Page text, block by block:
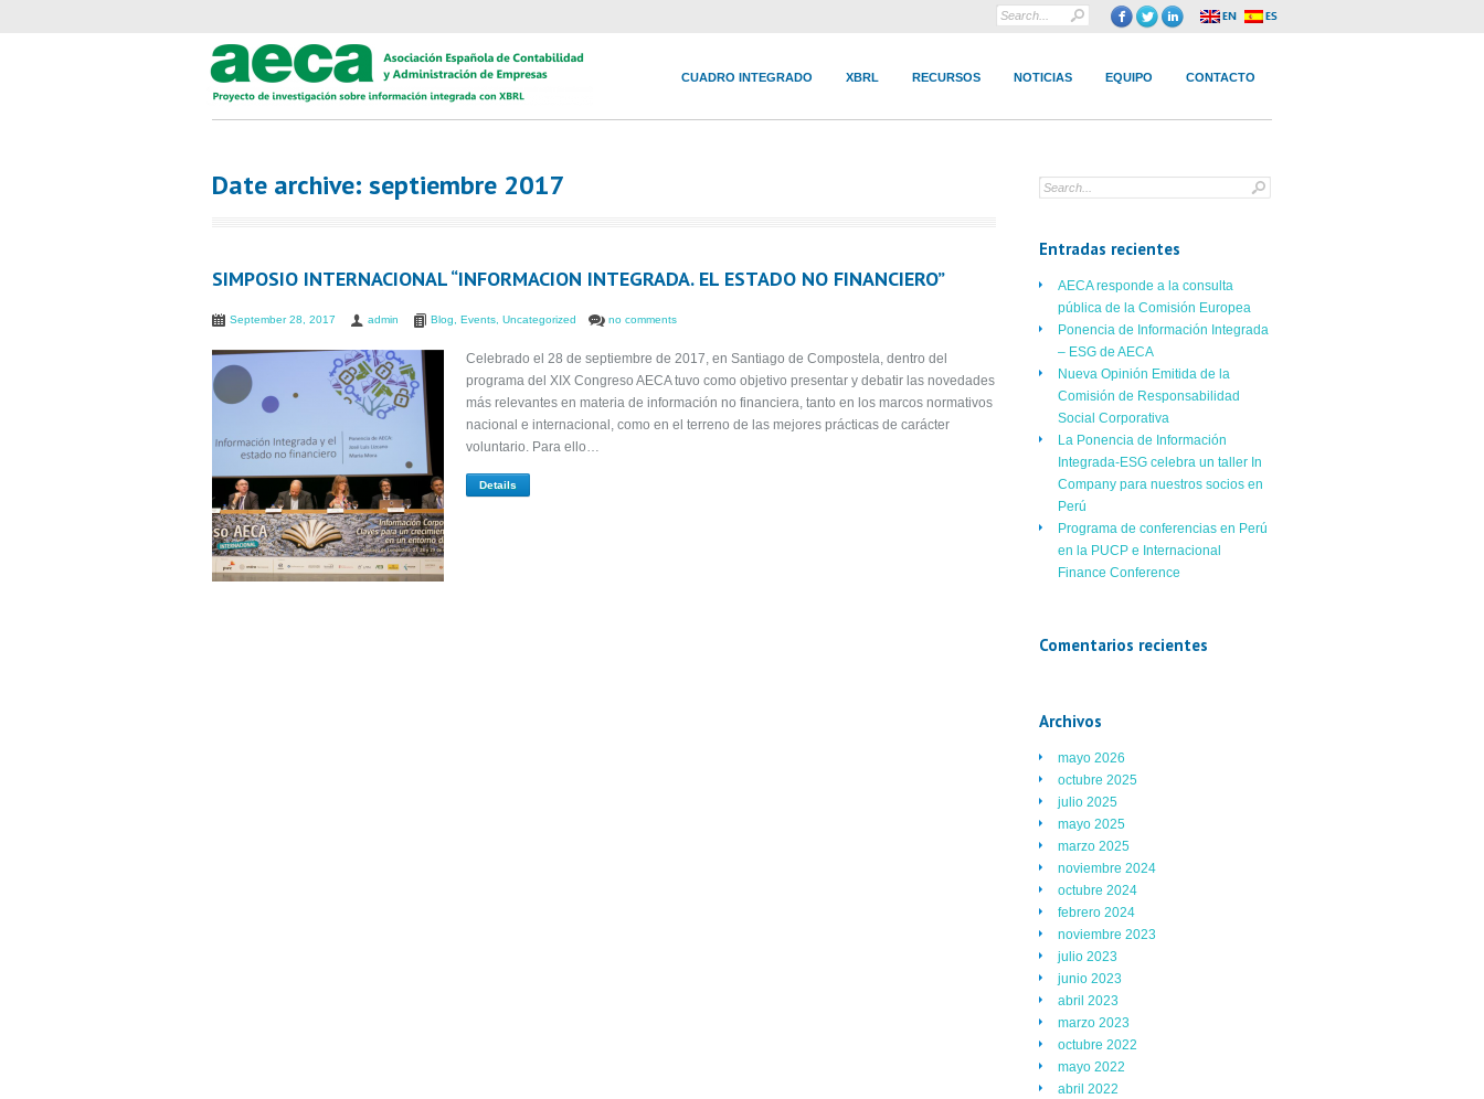
CUADRO INTEGRADO XBRL RECURSOS NOTICIAS EQUIPO CONTACTO
Date archive: septiembre 2017
SIMPOSIO INTERNACIONAL “INFORMACION INTEGRADA. EL ESTADO NO FINANCIERO”
September 28, 2017 admin Blog Events Uncategorized no comments
Celebrado el 28 de septiembre de 2017, en Santiago de Compostela, dentro del
programa del XIX Congreso AECA tuvo como objetivo presentar y debatir las novedades
más relevantes en materia de información no financiera, tanto en los marcos normativos
nacional e internacional, como en el terreno de las mejores prácticas de carácter
voluntario. Para ello…
Details
Entradas recientes
AECA responde a la consulta
pública de la Comisión Europea
Ponencia de Información Integrada
– ESG de AECA
Nueva Opinión Emitida de la
Comisión de Responsabilidad
Social Corporativa
La Ponencia de Información
Integrada-ESG celebra un taller In
Company para nuestros socios en
Perú
Programa de conferencias en Perú
en la PUCP e Internacional
Finance Conference
Comentarios recientes
Archivos
mayo 2026
octubre 2025
julio 2025
mayo 2025
marzo 2025
noviembre 2024
octubre 2024
febrero 2024
noviembre 2023
julio 2023
junio 2023
abril 2023
marzo 2023
octubre 2022
mayo 2022
abril 2022